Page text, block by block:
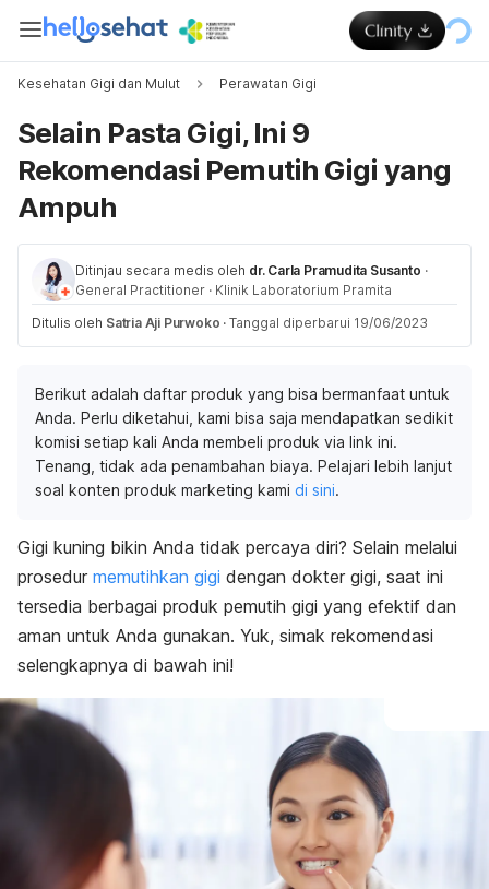
Kesehatan Gigi dan Mulut Perawatan Gigi
Selain Pasta Gigi, Ini 9
Rekomendasi Pemutih Gigi yang
Ampuh
Ditinjau secara medis oleh dr. Carla Pramudita Susanto ·
General Practitioner · Klinik Laboratorium Pramita
Ditulis oleh Satria Aji Purwoko · Tanggal diperbarui 19/06/2023
Berikut adalah daftar produk yang bisa bermanfaat untuk
Anda. Perlu diketahui, kami bisa saja mendapatkan sedikit
komisi setiap kali Anda membeli produk via link ini.
Tenang, tidak ada penambahan biaya. Pelajari lebih lanjut
soal konten produk marketing kami di sini.
Gigi kuning bikin Anda tidak percaya diri? Selain melalui
prosedur memutihkan gigi dengan dokter gigi, saat ini
tersedia berbagai produk pemutih gigi yang efektif dan
aman untuk Anda gunakan. Yuk, simak rekomendasi
selengkapnya di bawah ini!